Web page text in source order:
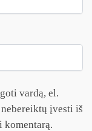
vardą, el.
įvesti iš
komentarą.